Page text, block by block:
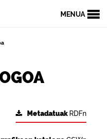
MENUA
Metadatuak RDFn